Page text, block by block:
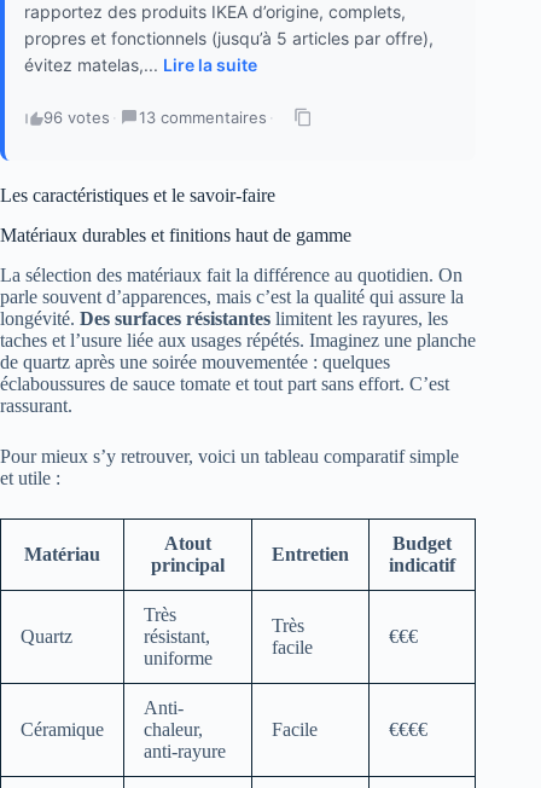
rapportez des produits IKEA d’origine, complets,
propres et fonctionnels (jusqu’à 5 articles par offre),
évitez matelas,... Lire la suite
96 votes · 13 commentaires ·
Les caractéristiques et le savoir‑faire
Matériaux durables et finitions haut de gamme
La sélection des matériaux fait la différence au quotidien. On
parle souvent d’apparences, mais c’est la qualité qui assure la
longévité. Des surfaces résistantes limitent les rayures, les
taches et l’usure liée aux usages répétés. Imaginez une planche
de quartz après une soirée mouvementée : quelques
éclaboussures de sauce tomate et tout part sans effort. C’est
rassurant.
Pour mieux s’y retrouver, voici un tableau comparatif simple
et utile :
Matériau
Atout
principal
Entretien
Budget
indicatif
Quartz
Très
résistant,
uniforme
Très
facile
€€€
Céramique
Anti-
chaleur,
anti-rayure
Facile €€€€